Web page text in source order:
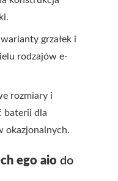
grzałek i
rodzajów e-
rozmiary i
baterii dla
okazjonalnych.
ego aio do